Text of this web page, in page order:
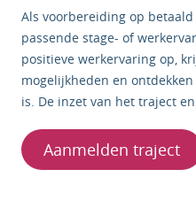
Als voorbereiding op
passende stage- of
positieve werkervaring op,
mogelijkheden en
is. De inzet van het traject
Aanmelden traject